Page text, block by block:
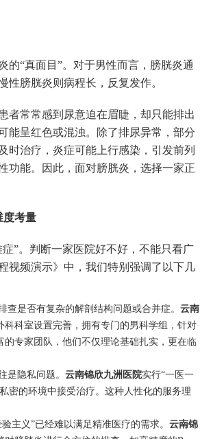
的“真面目”。对于男性而言，膀胱炎通
膀胱炎则病程长，反复发作。
者常常感到尿意迫在眉睫，却只能排出
能呈红色或混浊。除了排尿异常，部分
时治疗，炎症可能上行感染，引发前列
功能。因此，面对膀胱炎，选择一家正
考量
”。判断一家医院好不好，不能只看广
视频演示》中，我们特别强调了以下几
查是否有复杂的解剖结构问题或合并症。 云南
科室设置完善，拥有专门的男科学组，针对
专家团队，他们不仅理论基础扎实，更在临
是隐私问题。 云南锦欣九洲医院实行“一医一
密的环境中接受治疗。这种人性化的服务理
主义”已经难以满足精准医疗的需求。 云南锦